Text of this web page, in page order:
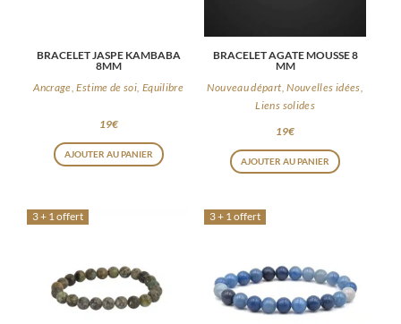
BRACELET JASPE KAMBABA
8MM
Ancrage, Estime de soi, Equilibre
19€
AJOUTER AU PANIER
BRACELET AGATE MOUSSE 8
MM
Nouveau départ, Nouvelles idées,
Liens solides
19€
AJOUTER AU PANIER
3 + 1 offert 3 + 1 offert